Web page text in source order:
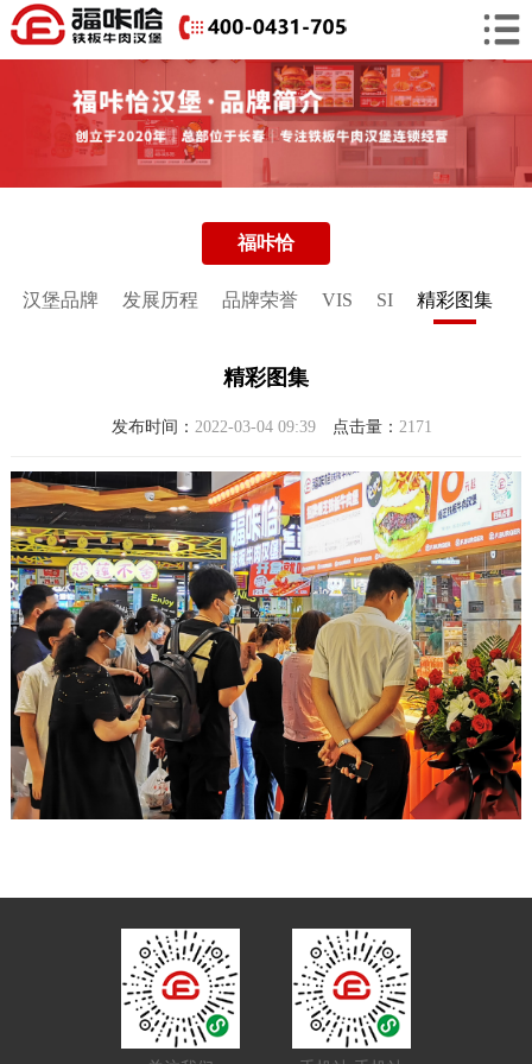
福咔恰
汉堡品牌 发展历程 品牌荣誉 VIS SI 精彩图集
精彩图集
发布时间： 2022-03-04 09:39 点击量： 2171